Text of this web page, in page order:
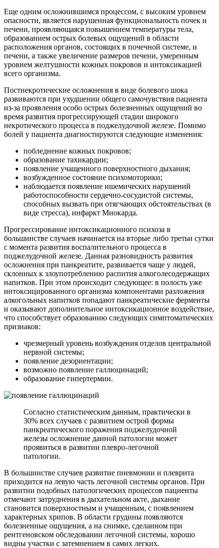
Еще одним осложнившимся процессом, с высоким уровнем
опасности, является нарушенная функциональность почек и
печени, проявляющаяся повышением температуры тела,
образованием острых болевых ощущений в области
расположения органов, состоящих в почечной системе, и
печени, а также увеличение размеров печени, умеренным
уровнем желтушности кожных покровов и интоксикацией
всего организма.
Постнекротические осложнения в виде болевого шока
развиваются при ухудшении общего самочувствия пациента
из-за проявления особо острых болезненных ощущений во
время развития прогрессирующей стадии широкого
некротического процесса в поджелудочной железе. Помимо
болей у пациента диагностируются следующие изменения:
побледнение кожных покровов;
образование тахикардии;
появление учащенного поверхностного дыхания;
возбужденное состояние психомоторики;
наблюдается появление ишемических нарушений
работоспособности сердечно-сосудистой системы,
способных вызвать при отягчающих обстоятельствах (в
виде стресса), инфаркт Миокарда.
Прогрессирование интоксикационного психоза в
большинстве случаев начинается на вторые либо третьи сутки
с момента развития воспалительного процесса в
поджелудочной железе. Данная разновидность развития
осложнения при панкреатите, развивается чаще у людей,
склонных к злоупотреблению распития алкоголесодержащих
напитков. При этом происходит следующее: в полость уже
интоксицированного организма компонентами разложения
алкогольных напитков попадают панкреатические ферменты
и оказывают дополнительное интоксикационное воздействие,
что способствует образованию следующих симптоматических
признаков:
чрезмерный уровень возбуждения отделов центральной
нервной системы;
появление дезориентации;
возможно появление галлюцинаций;
образование гипертермии.
Согласно статистическим данным, практически в
30% всех случаев с развитием острой формы
панкреатического поражения поджелудочной
железы осложнение данной патологии может
проявиться в развитии плевро-легочной
патологии.
В большинстве случаев развитие пневмонии и плеврита
приходится на левую часть легочной системы органов. При
развитии подобных патологических процессов пациенты
отмечают затруднения в дыхательном акте, дыхание
становится поверхностным и учащенным, с появлением
характерных хрипов. В области грудины появляются
болезненные ощущения, а на снимке, сделанном при
рентгеновском обследовании легочной системы, хорошо
видны участки с затемнением в самих легких.